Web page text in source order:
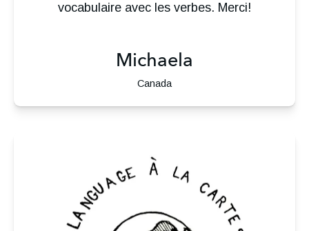
Michaela
Canada
vocabulaire avec les verbes. Merci!